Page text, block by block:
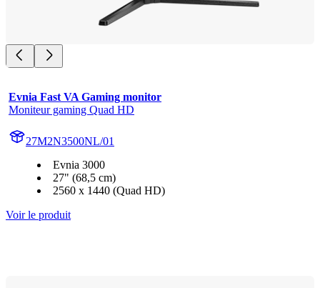
Evnia Fast VA Gaming monitor
Moniteur gaming Quad HD
27M2N3500NL/01
Evnia 3000
27" (68,5 cm)
2560 x 1440 (Quad HD)
Voir le produit